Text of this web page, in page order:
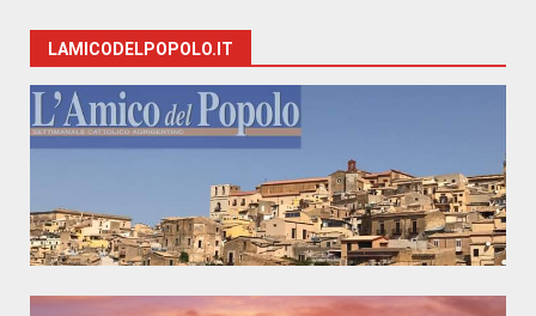
LAMICODELPOPOLO.IT